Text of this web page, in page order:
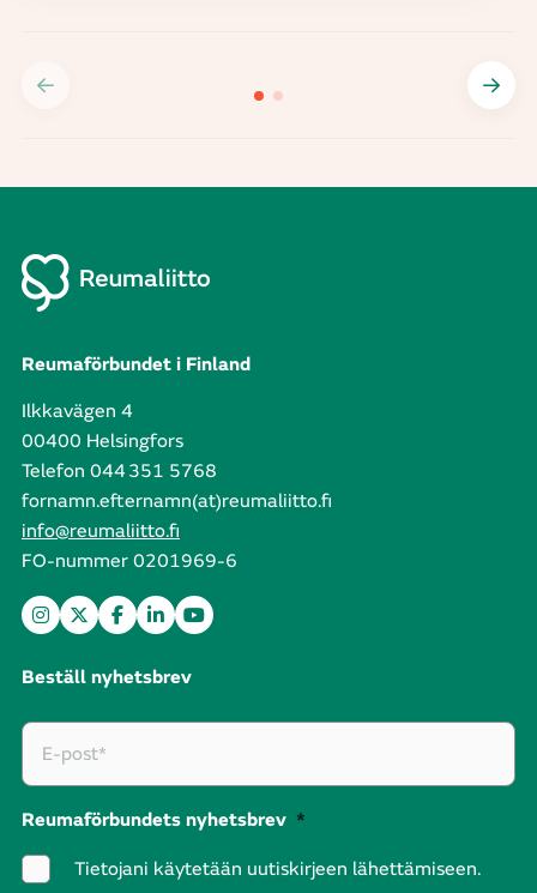
Reumaförbundet i Finland
Ilkkavägen 4
00400 Helsingfors
Telefon 044 351 5768
fornamn.efternamn(at)reumaliitto.fi
info@reumaliitto.fi
FO-nummer 0201969-6
Beställ nyhetsbrev
Reumaförbundets nyhetsbrev *
Tietojani käytetään uutiskirjeen lähettämiseen.